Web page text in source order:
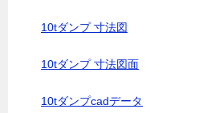
10tダンプ 寸法図
10tダンプ 寸法図面
10tダンプcadデータ